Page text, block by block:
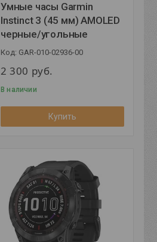
Умные часы Garmin
Instinct 3 (45 мм) AMOLED
черные/угольные
GAR-010-02936-00
2 300 руб.
В наличии
Купить